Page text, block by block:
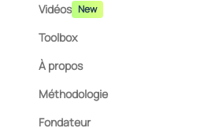
Vidéos New
Toolbox
À propos
Méthodologie
Fondateur